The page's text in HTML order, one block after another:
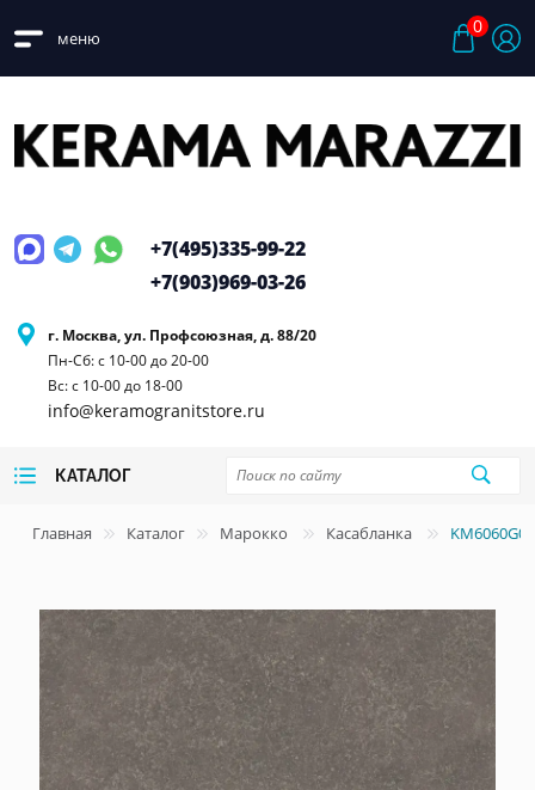
меню
0
г. Москва, ул. Профсоюзная, д. 88/20
Пн-Сб: с 10-00 до 20-00
Вс: с 10-00 до 18-00
info@keramogranitstore.ru
+7(495)335-99-22
+7(903)969-03-26
КАТАЛОГ
Главная Каталог Марокко Касабланка